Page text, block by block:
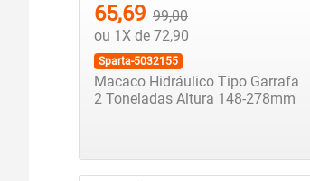
65,69 99,00
ou 1X de 72,90
Sparta-5032155
Macaco Hidráulico Tipo Garrafa
2 Toneladas Altura 148-278mm